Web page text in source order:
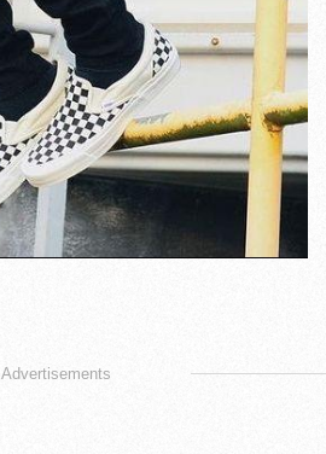
Advertisements